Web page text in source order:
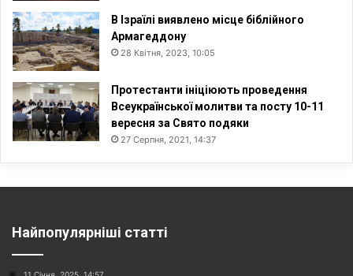
В Ізраїлі виявлено місце біблійного
Армагеддону
28 Квітня, 2023, 10:05
Протестанти ініціюють проведення
Всеукраїнської молитви та посту 10-11
вересня за Свято подяки
27 Серпня, 2021, 14:37
Найпопулярніші статті